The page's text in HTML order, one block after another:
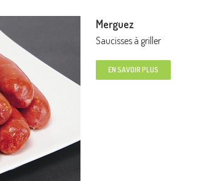
Merguez
Saucisses à griller
EN SAVOIR PLUS